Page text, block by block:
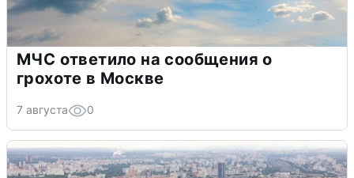
МЧС ответило на сообщения о
грохоте в Москве
7 августа 0